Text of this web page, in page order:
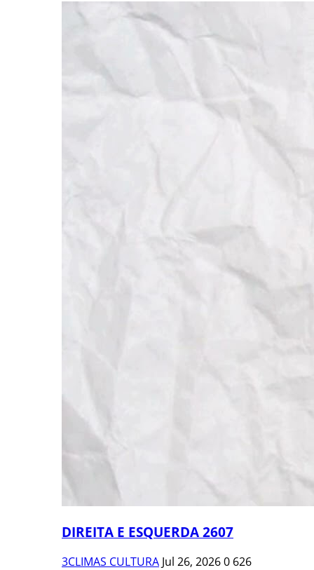
DIREITA E ESQUERDA 2607
3CLIMAS CULTURA Jul 26, 20260 626